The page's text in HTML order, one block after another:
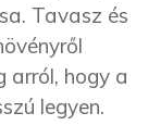
Tavasz és
arról, hogy a
legyen.